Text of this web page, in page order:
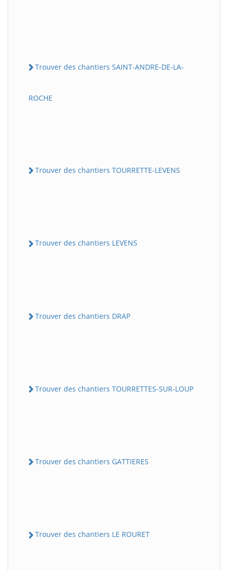
Trouver des chantiers SAINT-ANDRE-DE-LA-
ROCHE
Trouver des chantiers TOURRETTE-LEVENS
Trouver des chantiers LEVENS
Trouver des chantiers DRAP
Trouver des chantiers TOURRETTES-SUR-LOUP
Trouver des chantiers GATTIERES
Trouver des chantiers LE ROURET